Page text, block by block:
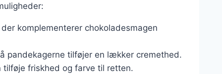
komplementerer chokoladesmagen
pandekagerne tilføjer en lækker cremethed.
friskhed og farve til retten.